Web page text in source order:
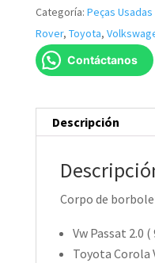
Categoría: Peças
Rover, Toyota,
Contáctanos
Descripción
Corpo de
Vw Passat 2.0 (
Toyota Corola